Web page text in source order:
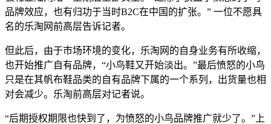
品牌效应，也有归功于当时B2C在中国的扩张。” 一位不愿具
名的乐淘网前高层告诉记者。
但此后，由于市场环境的变化，乐淘网的自身业务有所收缩，
也开始推广自有品牌，“小鸟鞋又开始淡出。”最后愤怒的小鸟
只是在其帆布鞋品类的自有品牌下属的一个系列，出货量也相
对会减少。乐淘前高层对记者说。
“后期授权期限也快到了，为愤怒的小鸟品牌推广就少了。”上